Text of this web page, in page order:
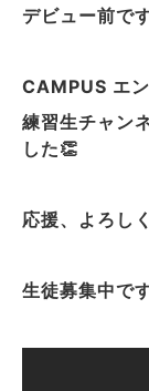
デビュー前で
CAMPUS エ
練習生チャン
した👏
応援、よろし
生徒募集中で